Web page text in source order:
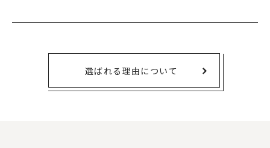
選ばれる理由について